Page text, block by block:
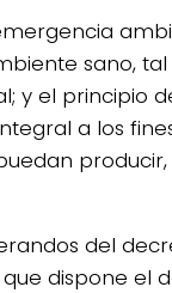
sano,
y el principio
a los
del
dispone el